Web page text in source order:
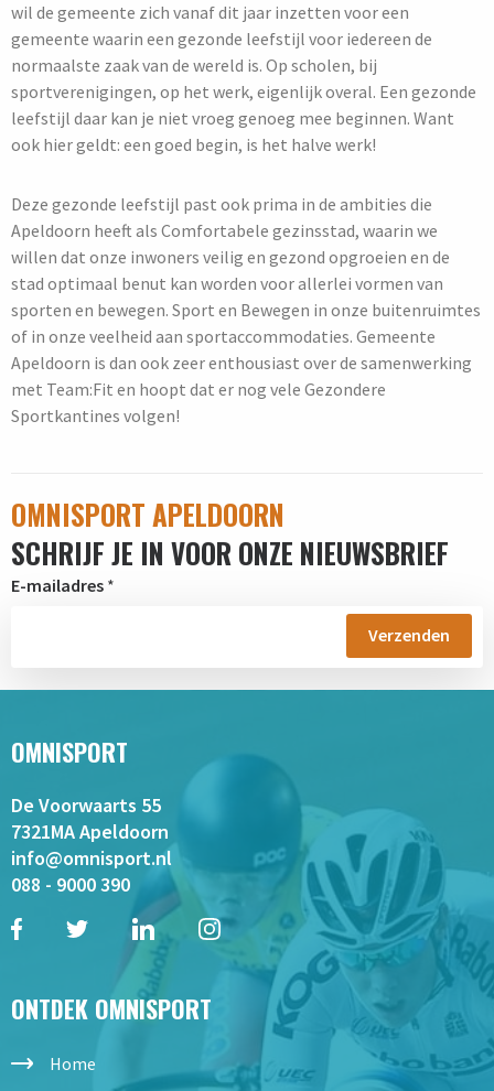
wil de gemeente zich vanaf dit jaar inzetten voor een
gemeente waarin een gezonde leefstijl voor iedereen de
normaalste zaak van de wereld is. Op scholen, bij
sportverenigingen, op het werk, eigenlijk overal. Een gezonde
leefstijl daar kan je niet vroeg genoeg mee beginnen. Want
ook hier geldt: een goed begin, is het halve werk!
Deze gezonde leefstijl past ook prima in de ambities die
Apeldoorn heeft als Comfortabele gezinsstad, waarin we
willen dat onze inwoners veilig en gezond opgroeien en de
stad optimaal benut kan worden voor allerlei vormen van
sporten en bewegen. Sport en Bewegen in onze buitenruimtes
of in onze veelheid aan sportaccommodaties. Gemeente
Apeldoorn is dan ook zeer enthousiast over de samenwerking
met Team:Fit en hoopt dat er nog vele Gezondere
Sportkantines volgen!
OMNISPORT APELDOORN
SCHRIJF JE IN VOOR ONZE NIEUWSBRIEF
E-mailadres *
OMNISPORT
De Voorwaarts 55
7321MA Apeldoorn
info@omnisport.nl
088 - 9000 390
ONTDEK OMNISPORT
Home